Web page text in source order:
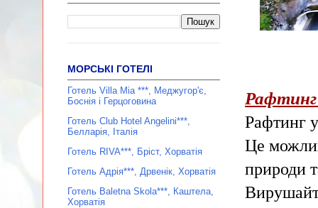
Рафтинг
Рафтинг
Це
природи
МОРСЬКІ ГОТЕЛІ
Готель Villa Mia ***, Меджугор'є,
Боснія і Герцоговина
Готель Club Hotel Angelini***,
Белларія, Італія
Готель RIVA***, Бріст, Хорватія
Готель Адрія***, Дрвенік, Хорватія
Готель Baletna Skola***, Каштела,
Хорватія